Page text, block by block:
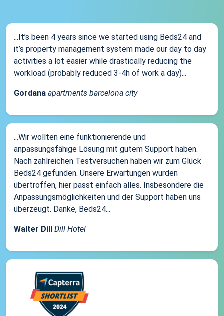
...It’s been 4 years since we started using Beds24 and
it’s property management system made our day to day
activities a lot easier while drastically reducing the
workload (probably reduced 3-4h of work a day)...
Gordana apartments barcelona city
...Wir wollten eine funktionierende und
anpassungsfähige Lösung mit gutem Support haben.
Nach zahlreichen Testversuchen haben wir zum Glück
Beds24 gefunden. Unsere Erwartungen wurden
übertroffen, hier passt einfach alles. Insbesondere die
Anpassungsmöglichkeiten und der Support haben uns
überzeugt. Danke, Beds24...
Walter Dill Dill Hotel